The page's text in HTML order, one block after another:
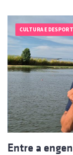
CULTURA E
Entre a